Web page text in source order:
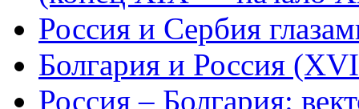
Россия и Сербия
Болгария и Россия
Россия – Болгария: